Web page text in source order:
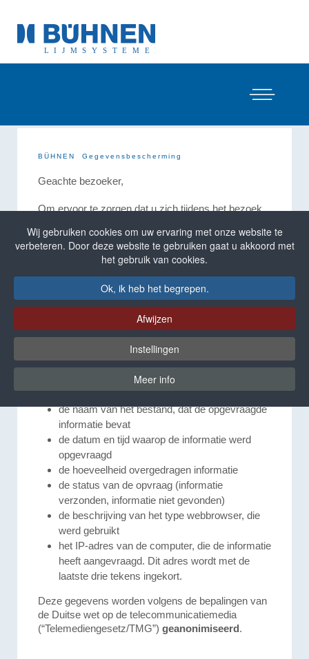
BÜHNEN Gegevensbescherming
Geachte bezoeker,
Om ervoor te zorgen dat u zich tijdens het bezoek
willen wij u onderstaand informeren over de manier
waarop wij gebruik maken van uw gegevens.
Gebruiksgegevens
Om de kwaliteit van onze website te verbeteren,
worden gegevens over het gebruik van onze
websites voor statistische doeleinden opgeslagen.
Het betreft de volgende gegevens:
de pagina, van waaruit bepaald informatie
wordt opgevraagd
de naam van het bestand, dat de opgevraagde
informatie bevat
de datum en tijd waarop de informatie werd
opgevraagd
de hoeveelheid overgedragen informatie
de status van de opvraag (informatie
verzonden, informatie niet gevonden)
de beschrijving van het type webbrowser, die
werd gebruikt
het IP-adres van de computer, die de informatie
heeft aangevraagd. Dit adres wordt met de
laatste drie tekens ingekort.
Deze gegevens worden volgens de bepalingen van
de Duitse wet op de telecommunicatiemedia
(“Telemediengesetz/TMG”) geanonimiseerd.
Wij gebruiken cookies om uw ervaring met onze website te
verbeteren. Door deze website te gebruiken gaat u akkoord met
het gebruik van cookies.
Ok, ik heb het begrepen.
Afwijzen
Instellingen
Meer info